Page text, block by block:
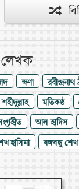
লেখক
ক্ষণা
মতিকণ্ঠ
আল হাদিস
হাসিনা
বঙ্গবন্ধু